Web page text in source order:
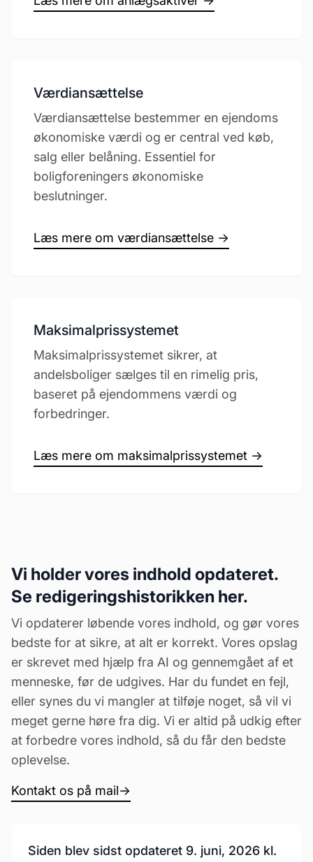
Værdiansættelse
Værdiansættelse bestemmer en ejendoms
økonomiske værdi og er central ved køb,
salg eller belåning. Essentiel for
boligforeningers økonomiske
beslutninger.
Læs mere om værdiansættelse →
Maksimalprissystemet
Maksimalprissystemet sikrer, at
andelsboliger sælges til en rimelig pris,
baseret på ejendommens værdi og
forbedringer.
Læs mere om maksimalprissystemet →
Vi holder vores indhold opdateret.
Se redigeringshistorikken her.
Vi opdaterer løbende vores indhold, og gør vores
bedste for at sikre, at alt er korrekt. Vores opslag
er skrevet med hjælp fra AI og gennemgået af et
menneske, før de udgives. Har du fundet en fejl,
eller synes du vi mangler at tilføje noget, så vil vi
meget gerne høre fra dig. Vi er altid på udkig efter
at forbedre vores indhold, så du får den bedste
oplevelse.
Kontakt os på mail→
Siden blev sidst opdateret 9. juni, 2026 kl.